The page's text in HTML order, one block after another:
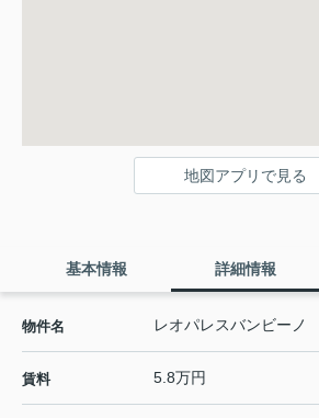
地図アプリで見る
基本情報 詳細情報
物件名 レオパレスバンビーノ
賃料 5.8万円